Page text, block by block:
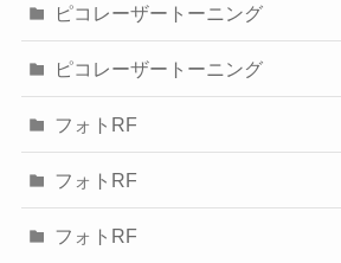
ピコレーザートーニング
ピコレーザートーニング
フォトRF
フォトRF
フォトRF